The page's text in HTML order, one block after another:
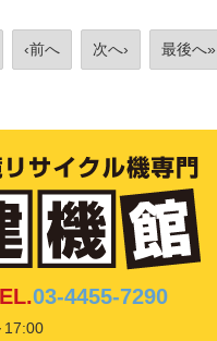
‹前へ 次へ› 最後へ»
03-4455-7290
17:00